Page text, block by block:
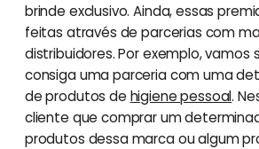
brinde exclusivo. Ainda, essas
feitas através de parcerias com
distribuidores. Por exemplo, vamos
consiga uma parceria com uma
de produtos de higiene pessoal.
cliente que comprar um
produtos dessa marca ou algum